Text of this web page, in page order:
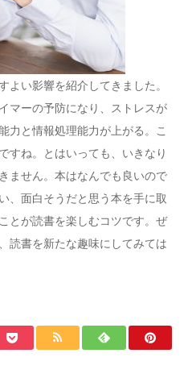
よい影響を紹介してきました。
マーの予防になり、ストレスが
力と情報処理能力が上がる。こ
すね。とはいっても、いきなり
ません。本はなんでも良いので
、面白そうだと思う本を手に取
とが読書を楽しむコツです。ぜ
読書を新たな趣味にしてみては